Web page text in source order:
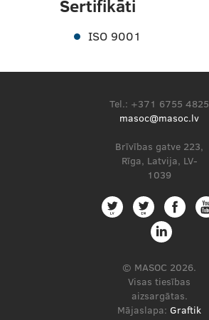
Sertifikāti
ISO 9001
© MASOC 2026.
Visas tiesības
aizsargātas.
Mājaslapa: Graftik
Brīvības gatve 223,
Rīga, Latvija, LV-
1039
Tel.: +371 6755 4825
masoc@masoc.lv